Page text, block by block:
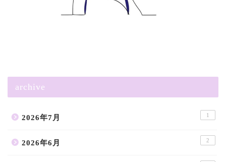
archive
2026年7月 1
2026年6月 2